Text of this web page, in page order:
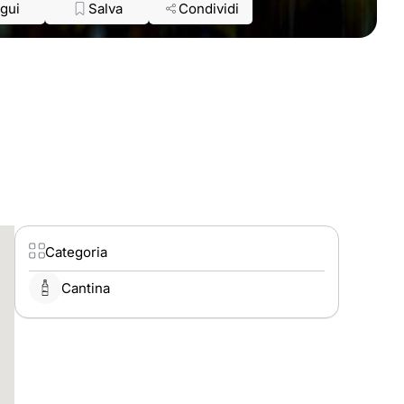
Salva Condividi
Categoria
Cantina